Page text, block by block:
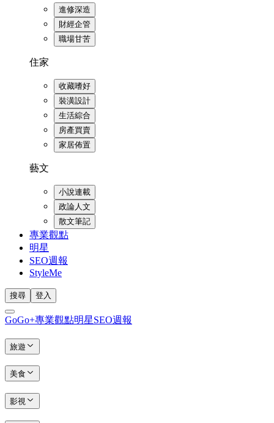
進修深造
財經企管
職場甘苦
住家
收藏嗜好
裝潢設計
生活綜合
房產買賣
家居佈置
藝文
小說連載
政論人文
散文筆記
專業觀點
明星
SEO週報
StyleMe
搜尋 登入
GoGo+專業觀點明星SEO週報
旅遊
美食
影視